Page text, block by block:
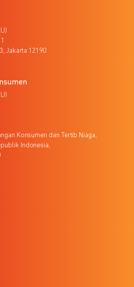
Jakarta 12190
Konsumen dan Tertib Niaga,
Indonesia,